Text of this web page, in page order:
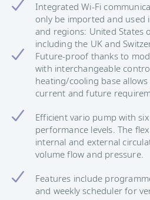
Integrated Wi-Fi
only be imported and used
and regions: United States
including the UK and
Future-proof thanks to
with interchangeable
heating/cooling base
current and future
Efficient vario pump with
performance levels. The
internal and external
volume flow and pressure.
Features include
and weekly scheduler for